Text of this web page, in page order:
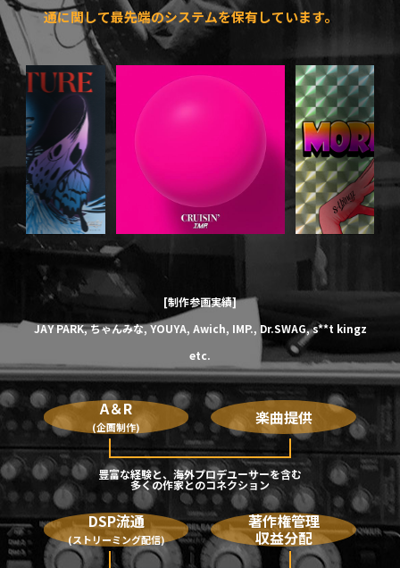
通に関して最先端のシステムを保有しています。
[制作参画実績]
JAY PARK,ちゃんみな,YOUYA, Awich, IMP., Dr.SWAG,s**t kingz
etc.
A＆R
(企画制作) 楽曲提供
豊富な経験と、海外プロデユーサーを含む
多くの作家とのコネクション
DSP流通
(ストリーミング配信)
著作権管理
収益分配